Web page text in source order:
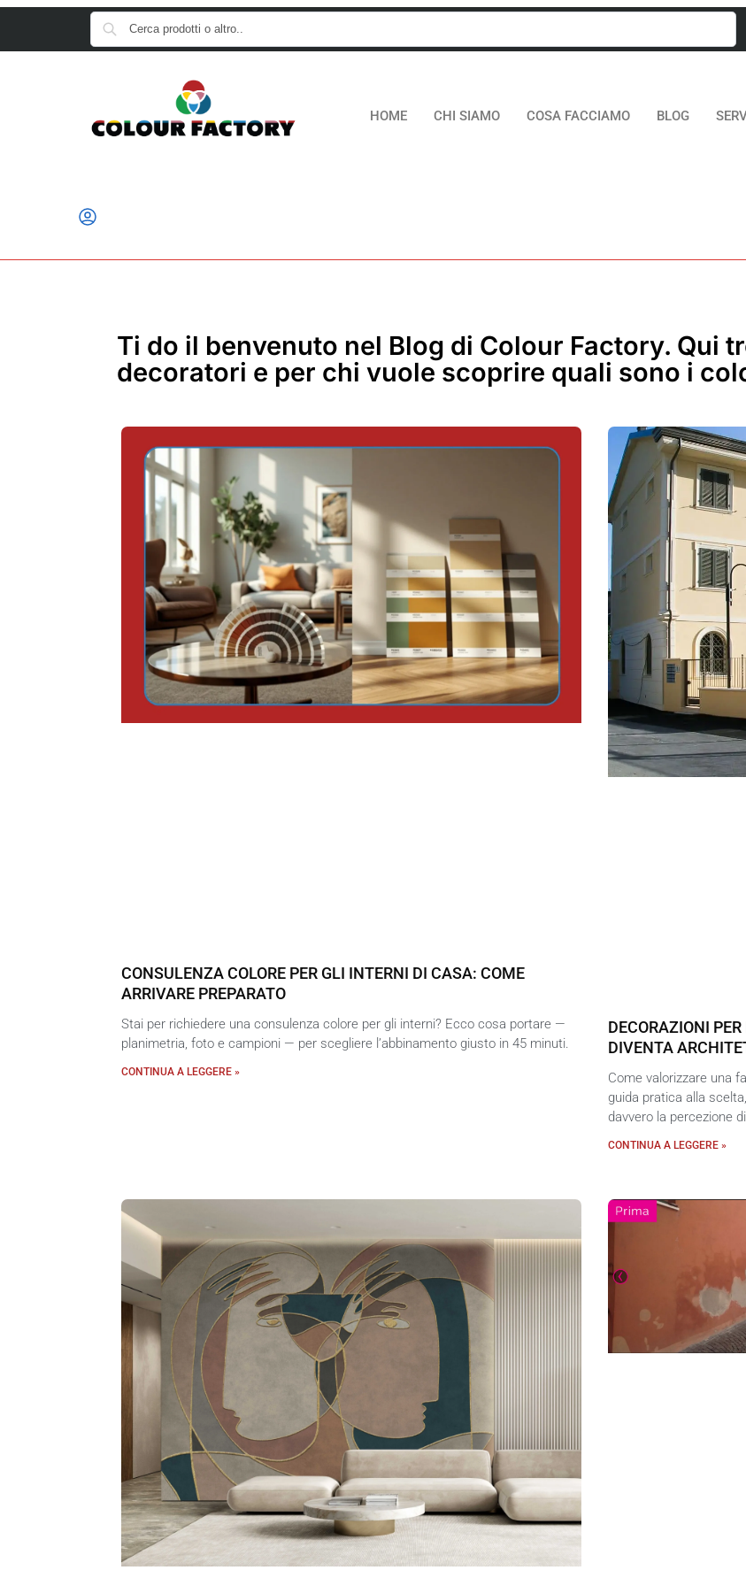
HOME CHI SIAMO COSA FACCIAMO BLOG
Ti do il benvenuto nel Blog di Colour Factory. Qui
decoratori e per chi vuole scoprire quali sono i
CONSULENZA COLORE PER GLI INTERNI DI CASA: COME
ARRIVARE PREPARATO
Stai per richiedere una consulenza colore per gli interni? Ecco cosa portare —
planimetria, foto e campioni — per scegliere l’abbinamento giusto in 45 minuti.
CONTINUA A LEGGERE »
DECORAZIONI
DIVENTA
Come valorizzare una
guida pratica alla
davvero la percezione
CONTINUA A LEGGERE »